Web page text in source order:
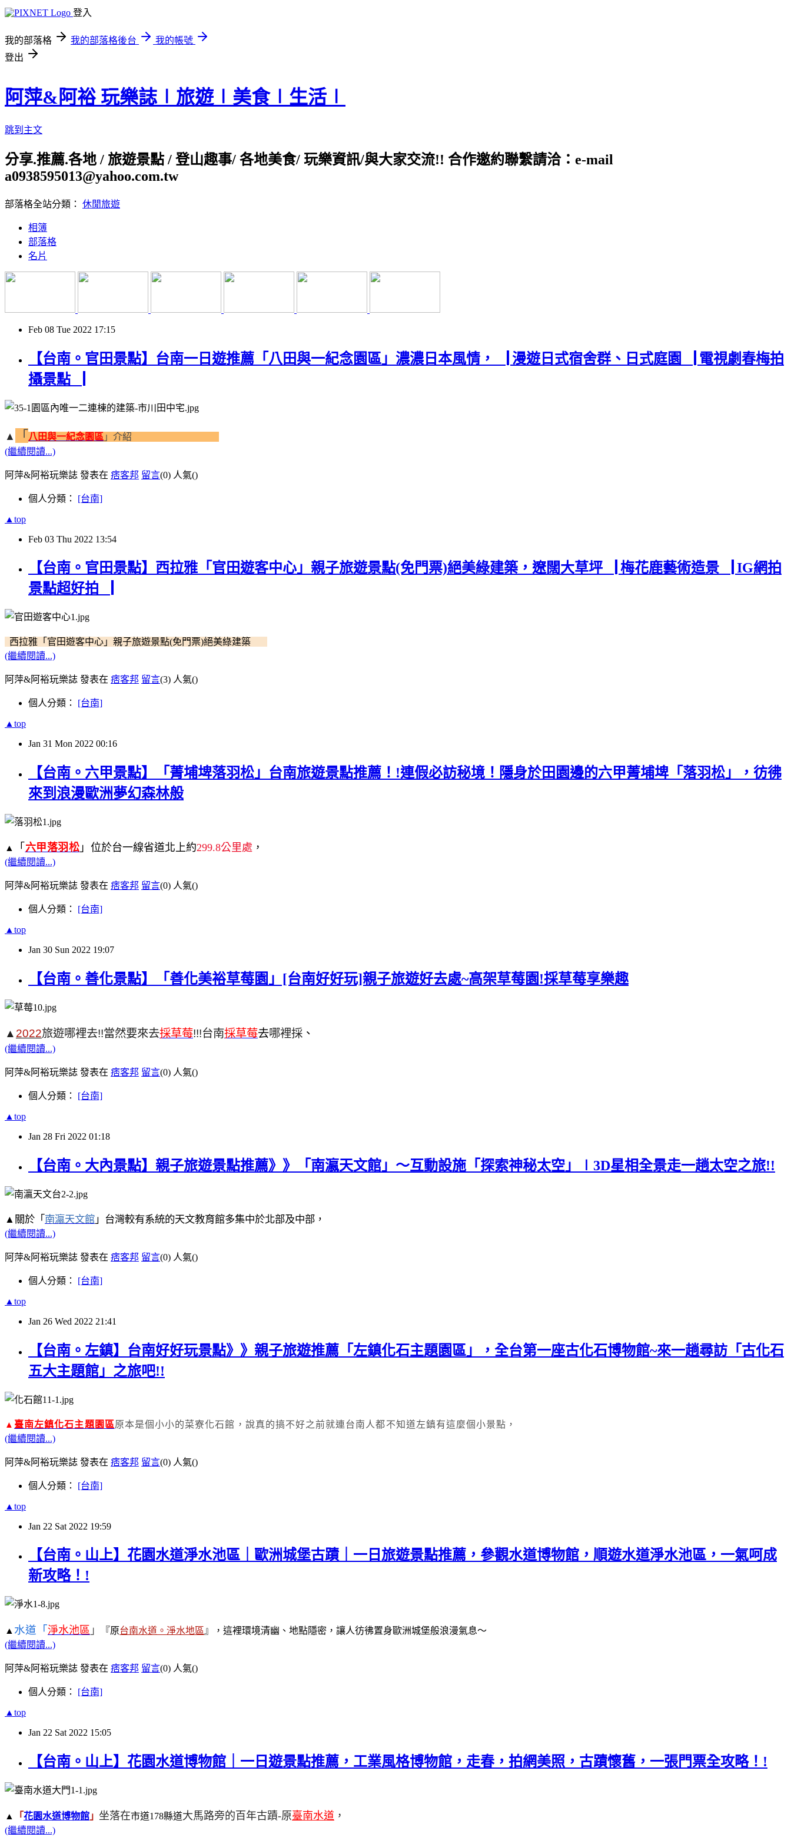
登入
我的部落格 我的部落格後台
我的帳號
登出
阿萍&阿裕 玩樂誌∣旅遊∣美食∣生活∣
跳到主文
分享.推薦.各地 / 旅遊景點 / 登山趣事/ 各地美食/ 玩樂資訊/與大家交流!! 合作邀約聯繫請洽：e-mail
a0938595013@yahoo.com.tw
部落格全站分類： 休閒旅遊
相簿
部落格
名片
Feb 08 Tue 2022 17:15
【台南。官田景點】台南一日遊推薦「八田與一紀念園區」濃濃日本風情，▕ 漫遊日式宿舍群、日式庭園▕ 電視劇春梅拍
攝景點▕
▲ 「 八田與一紀念園區 」介紹
(繼續閱讀...)
阿萍&阿裕玩樂誌 發表在 痞客邦 留言(0) 人氣()
個人分類： [台南]
▲top
Feb 03 Thu 2022 13:54
【台南。官田景點】西拉雅「官田遊客中心」親子旅遊景點(免門票)絕美綠建築，遼闊大草坪▕ 梅花鹿藝術造景▕ IG網拍
景點超好拍▕
西拉雅「官田遊客中心」親子旅遊景點(免門票)絕美綠建築
(繼續閱讀...)
阿萍&阿裕玩樂誌 發表在 痞客邦 留言(3) 人氣()
個人分類： [台南]
▲top
Jan 31 Mon 2022 00:16
【台南。六甲景點】「菁埔埤落羽松」台南旅遊景點推薦！!連假必訪秘境！隱身於田園邊的六甲菁埔埤「落羽松」，彷彿
來到浪漫歐洲夢幻森林般
▲ 「 六甲落羽松 」 位於台一線省道北上約299.8公里處 ，
(繼續閱讀...)
阿萍&阿裕玩樂誌 發表在 痞客邦 留言(0) 人氣()
個人分類： [台南]
▲top
Jan 30 Sun 2022 19:07
【台南。善化景點】「善化美裕草莓園」[台南好好玩]親子旅遊好去處~高架草莓園!採草莓享樂趣
▲ 2022旅遊哪裡去!!當然要來去採草莓!!!台南採草莓去哪裡採 、
(繼續閱讀...)
阿萍&阿裕玩樂誌 發表在 痞客邦 留言(0) 人氣()
個人分類： [台南]
▲top
Jan 28 Fri 2022 01:18
【台南。大內景點】親子旅遊景點推薦》》「南瀛天文館」～互動設施「探索神秘太空」∣3D星相全景走一趟太空之旅!!
▲關於 「 南瀛天文館 」 台灣較有系統的天文教育館多集中於北部及中部，
(繼續閱讀...)
阿萍&阿裕玩樂誌 發表在 痞客邦 留言(0) 人氣()
個人分類： [台南]
▲top
Jan 26 Wed 2022 21:41
【台南。左鎮】台南好好玩景點》》親子旅遊推薦「左鎮化石主題園區」，全台第一座古化石博物館~來一趟尋訪「古化石
五大主題館」之旅吧!!
▲ 臺南左鎮化石主題園區原本是個小小的菜寮化石館，說真的搞不好之前就連台南人都不知道左鎮有這麼個小景點，
(繼續閱讀...)
阿萍&阿裕玩樂誌 發表在 痞客邦 留言(0) 人氣()
個人分類： [台南]
▲top
Jan 22 Sat 2022 19:59
【台南。山上】花園水道淨水池區｜歐洲城堡古蹟｜一日旅遊景點推薦，參觀水道博物館，順遊水道淨水池區，一氣呵成
新攻略！!
▲ 水道 「 淨水池區 」 『原台南水道。淨水地區 』，這裡環境清幽、地點隱密，讓人彷彿置身歐洲城堡般浪漫氣息～
(繼續閱讀...)
阿萍&阿裕玩樂誌 發表在 痞客邦 留言(0) 人氣()
個人分類： [台南]
▲top
Jan 22 Sat 2022 15:05
【台南。山上】花園水道博物館｜一日遊景點推薦，工業風格博物館，走春，拍網美照，古蹟懷舊，一張門票全攻略！!
▲ 「花園水道博物館 」 坐落在市道178縣道大馬路旁的百年古蹟-原臺南水道 ，
(繼續閱讀...)